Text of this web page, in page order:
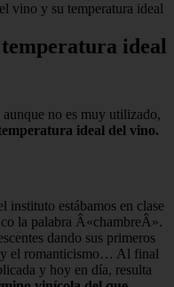
vino y su temperatura ideal
ideal
no es muy utilizado,
ideal del vino.
instituto estábamos en clase
la palabra Â«chambreÂ».
dando sus primeros
y el romanticismo… Al final
y hoy en día, resulta